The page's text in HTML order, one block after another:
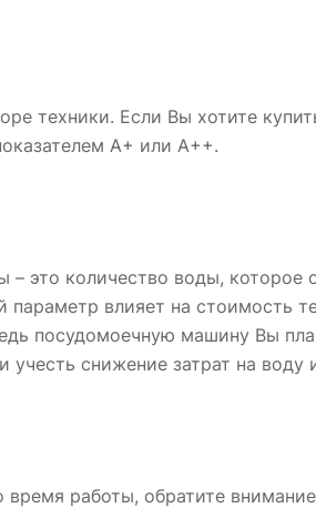
техники. Если Вы хотите
A+ или A++.
это количество воды, которое
влияет на стоимость
посудомоечную машину Вы
учесть снижение затрат на воду
работы, обратите